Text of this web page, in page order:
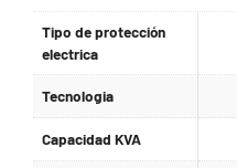
Tipo de protección
electrica
Tecnologia
Capacidad KVA